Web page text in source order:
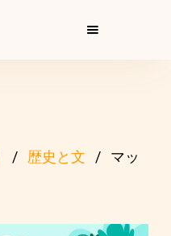
歴史と文
マッ